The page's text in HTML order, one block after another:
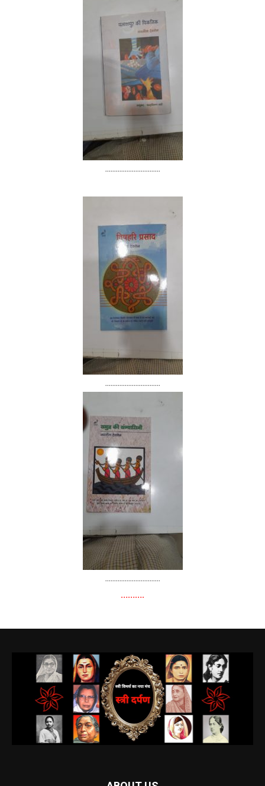
...............................
...............................
...............................
……….